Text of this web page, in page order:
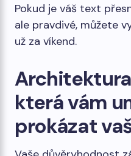
Pokud je váš text
ale pravdivé, můžete
už za víkend.
která vám
prokázat